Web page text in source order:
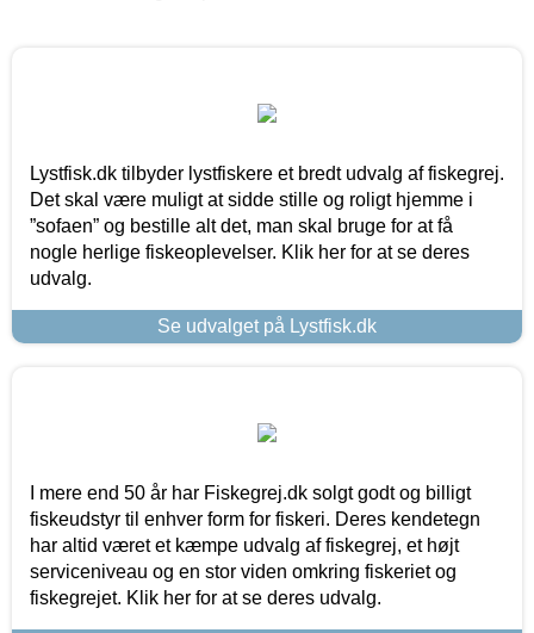
Lystfisk.dk tilbyder lystfiskere et bredt udvalg af fiskegrej.
Det skal være muligt at sidde stille og roligt hjemme i
”sofaen” og bestille alt det, man skal bruge for at få
nogle herlige fiskeoplevelser. Klik her for at se deres
udvalg.
Se udvalget på Lystfisk.dk
I mere end 50 år har Fiskegrej.dk solgt godt og billigt
fiskeudstyr til enhver form for fiskeri. Deres kendetegn
har altid været et kæmpe udvalg af fiskegrej, et højt
serviceniveau og en stor viden omkring fiskeriet og
fiskegrejet. Klik her for at se deres udvalg.